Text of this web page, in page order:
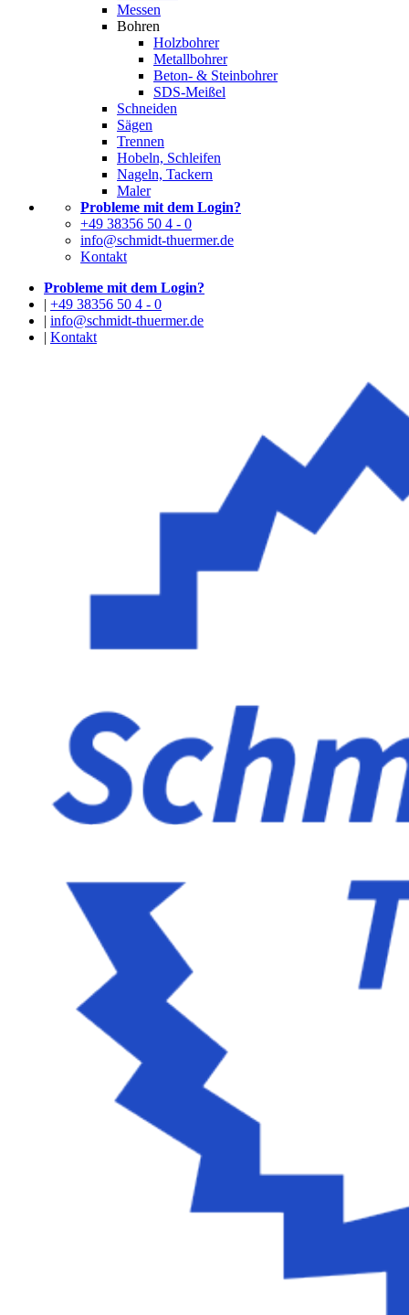
Messen
Bohren
Holzbohrer
Metallbohrer
Beton- & Steinbohrer
SDS-Meißel
Schneiden
Sägen
Trennen
Hobeln, Schleifen
Nageln, Tackern
Maler
Probleme mit dem Login?
+49 38356 50 4 - 0
info@schmidt-thuermer.de
Kontakt
Probleme mit dem Login?
| +49 38356 50 4 - 0
| info@schmidt-thuermer.de
| Kontakt